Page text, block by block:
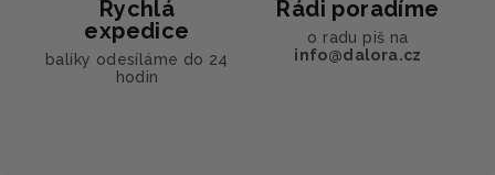
Rychlá
expedice
balíky odesíláme do 24
hodin
Rádi poradíme
o radu piš na
info@dalora.cz